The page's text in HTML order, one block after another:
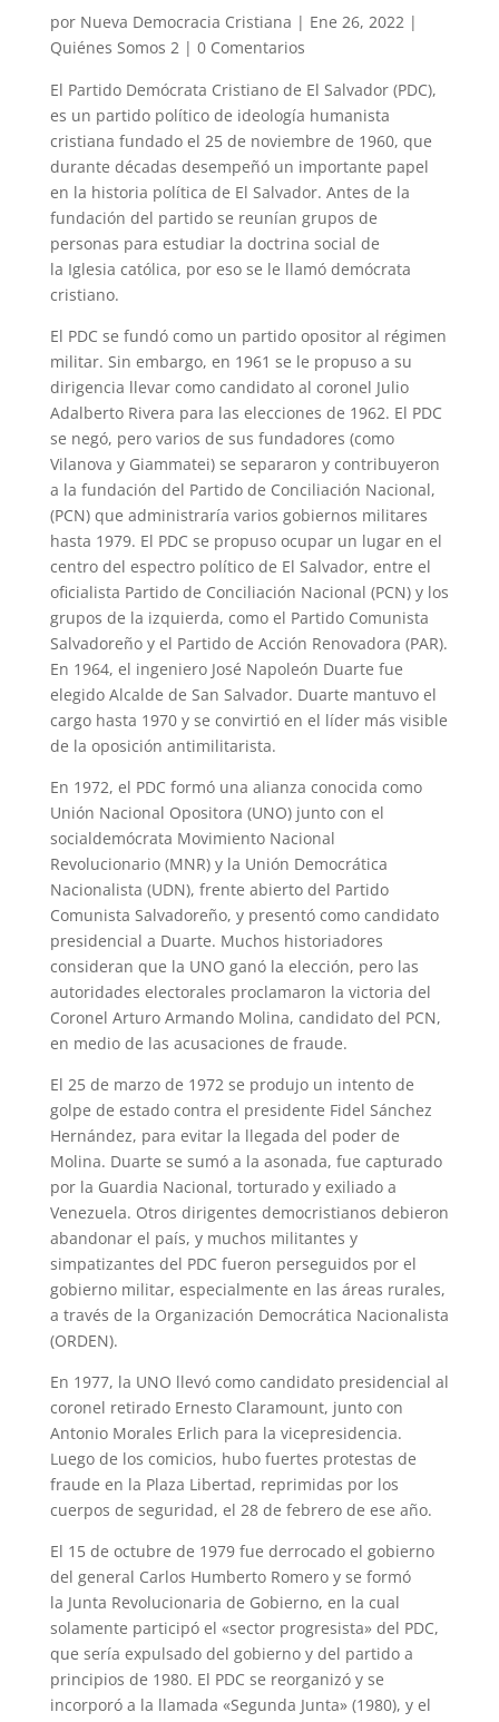
por Nueva Democracia Cristiana | Ene 26, 2022|
Quiénes Somos 2| 0 Comentarios
El Partido Demócrata Cristiano de El Salvador (PDC),
es un partido político de ideología humanista
cristiana fundado el 25 de noviembre de 1960, que
durante décadas desempeñó un importante papel
en la historia política de El Salvador. Antes de la
fundación del partido se reunían grupos de
personas para estudiar la doctrina social de
la Iglesia católica, por eso se le llamó demócrata
cristiano.
El PDC se fundó como un partido opositor al régimen
militar. Sin embargo, en 1961 se le propuso a su
dirigencia llevar como candidato al coronel Julio
Adalberto Rivera para las elecciones de 1962. El PDC
se negó, pero varios de sus fundadores (como
Vilanova y Giammatei) se separaron y contribuyeron
a la fundación del Partido de Conciliación Nacional,
(PCN) que administraría varios gobiernos militares
hasta 1979. El PDC se propuso ocupar un lugar en el
centro del espectro político de El Salvador, entre el
oficialista Partido de Conciliación Nacional (PCN) y los
grupos de la izquierda, como el Partido Comunista
Salvadoreño y el Partido de Acción Renovadora (PAR).
En 1964, el ingeniero José Napoleón Duarte fue
elegido Alcalde de San Salvador. Duarte mantuvo el
cargo hasta 1970 y se convirtió en el líder más visible
de la oposición antimilitarista.
En 1972, el PDC formó una alianza conocida como
Unión Nacional Opositora (UNO) junto con el
socialdemócrata Movimiento Nacional
Revolucionario (MNR) y la Unión Democrática
Nacionalista (UDN), frente abierto del Partido
Comunista Salvadoreño, y presentó como candidato
presidencial a Duarte. Muchos historiadores
consideran que la UNO ganó la elección, pero las
autoridades electorales proclamaron la victoria del
Coronel Arturo Armando Molina, candidato del PCN,
en medio de las acusaciones de fraude.
El 25 de marzo de 1972 se produjo un intento de
golpe de estado contra el presidente Fidel Sánchez
Hernández, para evitar la llegada del poder de
Molina. Duarte se sumó a la asonada, fue capturado
por la Guardia Nacional, torturado y exiliado a
Venezuela. Otros dirigentes democristianos debieron
abandonar el país, y muchos militantes y
simpatizantes del PDC fueron perseguidos por el
gobierno militar, especialmente en las áreas rurales,
a través de la Organización Democrática Nacionalista
(ORDEN).
En 1977, la UNO llevó como candidato presidencial al
coronel retirado Ernesto Claramount, junto con
Antonio Morales Erlich para la vicepresidencia.
Luego de los comicios, hubo fuertes protestas de
fraude en la Plaza Libertad, reprimidas por los
cuerpos de seguridad, el 28 de febrero de ese año.
El 15 de octubre de 1979 fue derrocado el gobierno
del general Carlos Humberto Romero y se formó
la Junta Revolucionaria de Gobierno, en la cual
solamente participó el «sector progresista» del PDC,
que sería expulsado del gobierno y del partido a
principios de 1980. El PDC se reorganizó y se
incorporó a la llamada «Segunda Junta» (1980), y el